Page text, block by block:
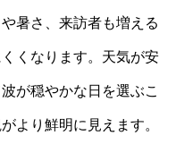
暑さ、来訪者も増える
くなります。天気が安
が穏やかな日を選ぶこ
より鮮明に見えます。